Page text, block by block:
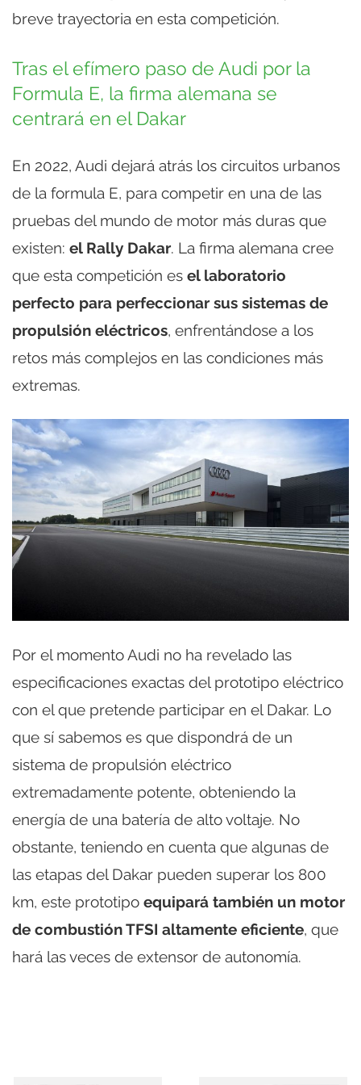
breve trayectoria en esta competición.
Tras el efímero paso de Audi por la
Formula E, la firma alemana se
centrará en el Dakar
En 2022, Audi dejará atrás los circuitos urbanos
de la formula E, para competir en una de las
pruebas del mundo de motor más duras que
existen: el Rally Dakar. La firma alemana cree
que esta competición es el laboratorio
perfecto para perfeccionar sus sistemas de
propulsión eléctricos, enfrentándose a los
retos más complejos en las condiciones más
extremas.
Por el momento Audi no ha revelado las
especificaciones exactas del prototipo eléctrico
con el que pretende participar en el Dakar. Lo
que sí sabemos es que dispondrá de un
sistema de propulsión eléctrico
extremadamente potente, obteniendo la
energía de una batería de alto voltaje. No
obstante, teniendo en cuenta que algunas de
las etapas del Dakar pueden superar los 800
km, este prototipo equipará también un motor
de combustión TFSI altamente eficiente, que
hará las veces de extensor de autonomía.